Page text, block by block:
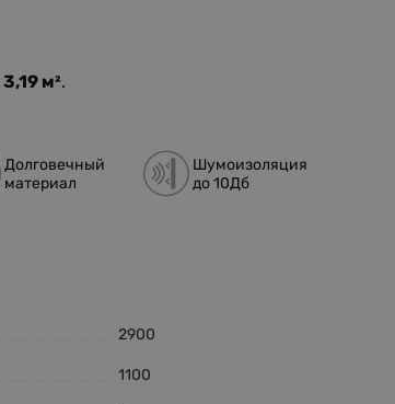
3,19 м².
Долговечный
материал
Шумоизоляция
до 10Дб
2900
1100